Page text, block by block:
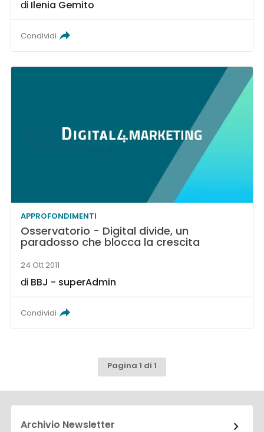
di Ilenia Gemito
Condividi
APPROFONDIMENTI
Osservatorio - Digital divide, un
paradosso che blocca la crescita
24 Ott 2011
di BBJ - superAdmin
Condividi
Pagina 1 di 1
Archivio Newsletter